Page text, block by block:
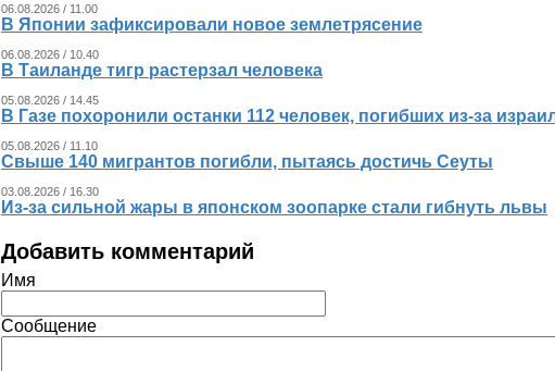
06.08.2026 / 11.00
В Японии зафиксировали новое землетрясение
06.08.2026 / 10.40
В Таиланде тигр растерзал человека
05.08.2026 / 14.45
В Газе похоронили останки 112 человек, погибших из‑за
05.08.2026 / 11.10
Свыше 140 мигрантов погибли, пытаясь достичь Сеуты
03.08.2026 / 16.30
Из‑за сильной жары в японском зоопарке стали гибнуть львы
Добавить комментарий
Имя
Сообщение